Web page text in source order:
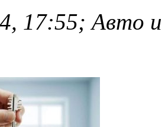
17:55; Авто и